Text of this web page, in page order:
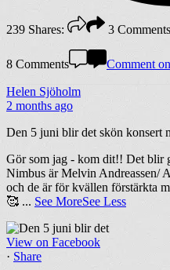
239 Shares: 3
8 Comments Comment
Helen Sjöholm
2 months ago
Den 5 juni blir det skön konsert
Gör som jag - kom dit!! Det blir
Nimbus är Melvin Andreassen/
och de är för kvällen förstärkta
🥰 ... See MoreSee Less
View on Facebook
· Share